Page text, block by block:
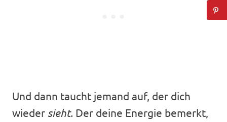
Und dann taucht jemand auf, der dich
wieder sieht. Der deine Energie bemerkt,